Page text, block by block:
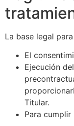
La base legal
El
Ejecución
Titular.
Para cumplir